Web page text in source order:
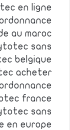
en ligne
au maroc
sans
belgique
acheter
france
sans
en europe